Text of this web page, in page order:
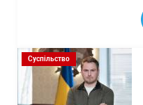
Суспільство